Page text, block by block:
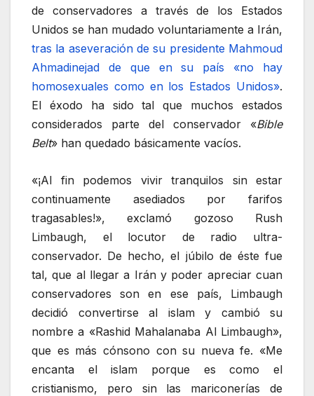
de conservadores a través de los Estados
Unidos se han mudado voluntariamente a Irán,
tras la aseveración de su presidente Mahmoud
Ahmadinejad de que en su país «no hay
homosexuales como en los Estados Unidos».
El éxodo ha sido tal que muchos estados
considerados parte del conservador «Bible
Belt» han quedado básicamente vacíos.
«¡Al fin podemos vivir tranquilos sin estar
continuamente asediados por farifos
tragasables!», exclamó gozoso Rush
Limbaugh, el locutor de radio ultra-
conservador. De hecho, el júbilo de éste fue
tal, que al llegar a Irán y poder apreciar cuan
conservadores son en ese país, Limbaugh
decidió convertirse al islam y cambió su
nombre a «Rashid Mahalanaba Al Limbaugh»,
que es más cónsono con su nueva fe. «Me
encanta el islam porque es como el
cristianismo, pero sin las mariconerías de